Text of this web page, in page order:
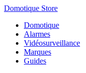
Domotique Store
Domotique
Alarmes
Vidéosurveillance
Marques
Guides